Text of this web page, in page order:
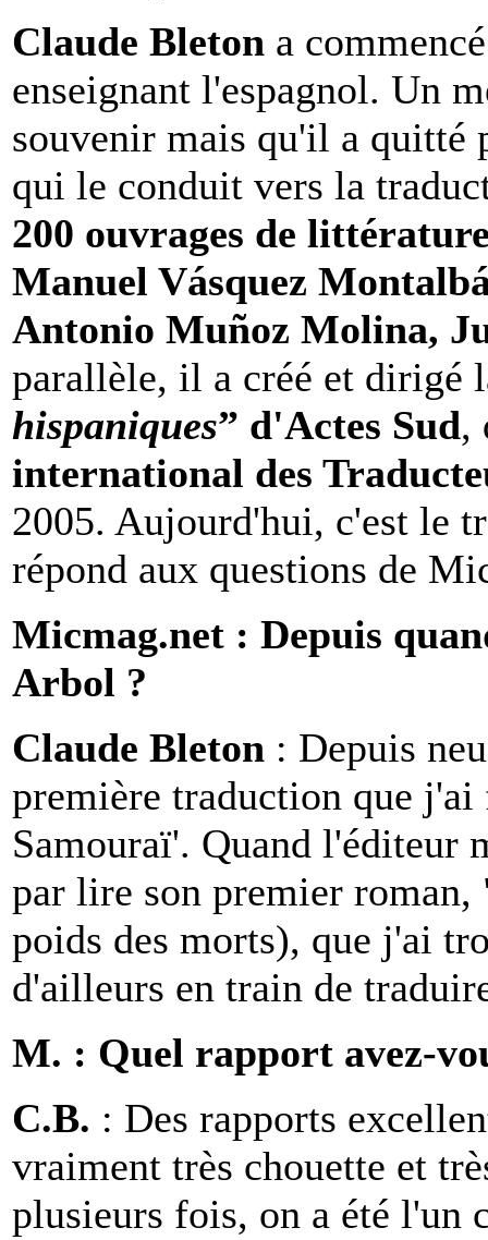
Claude Bleton a
enseignant l'espagnol. Un
souvenir mais qu'il a quitté
qui le conduit vers la
200 ouvrages de
Manuel Vásquez
Antonio Muñoz Molina,
parallèle, il a créé et dirigé
hispaniques” d'Actes Sud,
international des
2005. Aujourd'hui, c'est le
répond aux questions de
Micmag.net : Depuis
Arbol ?
Claude Bleton : Depuis
première traduction que
Samouraï'. Quand l'éditeur
par lire son premier
poids des morts), que j'ai
d'ailleurs en train de
M. : Quel rapport avez-
C.B. : Des rapports
vraiment très chouette et
plusieurs fois, on a été l'un